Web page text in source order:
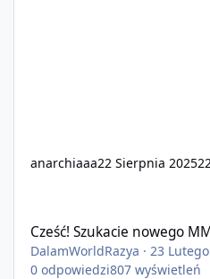
anarchiaaa22 Sierpnia 2025
Cześć! Szukacie nowego
DalamWorldRazya ·23 Lutego
0 odpowiedzi807 wyświetleń